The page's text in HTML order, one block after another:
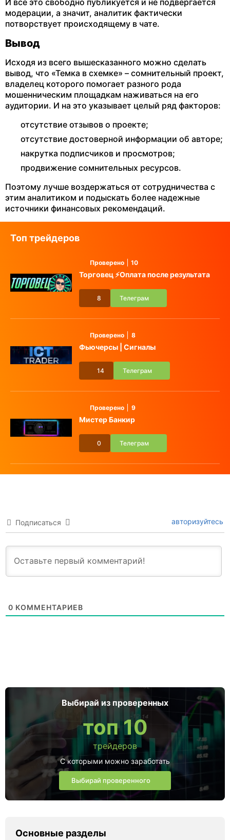
И все это свободно публикуется и не подвергается
модерации, а значит, аналитик фактически
потворствует происходящему в чате.
Вывод
Исходя из всего вышесказанного можно сделать
вывод, что «Темка в схемке» – сомнительный проект,
владелец которого помогает разного рода
мошенническим площадкам наживаться на его
аудитории. И на это указывает целый ряд факторов:
отсутствие отзывов о проекте;
отсутствие достоверной информации об авторе;
накрутка подписчиков и просмотров;
продвижение сомнительных ресурсов.
Поэтому лучше воздержаться от сотрудничества с
этим аналитиком и подыскать более надежные
источники финансовых рекомендаций.
Топ трейдеров
Проверено 10
Торговец ⚡️Оплата после результата
8 Телеграм
Проверено 8
Фьючерсы | Сигналы
14 Телеграм
Проверено 9
Мистер Банкир
0 Телеграм
Подписаться авторизуйтесь
0 КОММЕНТАРИЕВ
Выбирай из проверенных
топ 10
трейдеров
С которыми можно заработать
Выбирай проверенного
Основные разделы